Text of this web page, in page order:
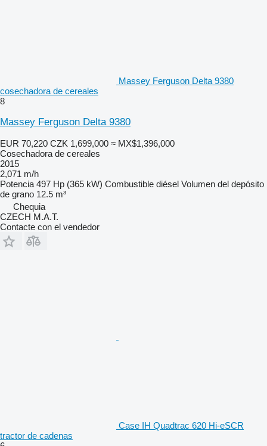
Massey Ferguson Delta 9380
cosechadora de cereales
8
Massey Ferguson Delta 9380
EUR 70,220 CZK 1,699,000 ≈ MX$1,396,000
Cosechadora de cereales
2015
2,071 m/h
Potencia 497 Hp (365 kW) Combustible diésel Volumen del depósito
de grano 12.5 m³
Chequia
CZECH M.A.T.
Contacte con el vendedor
Case IH Quadtrac 620 Hi-eSCR
tractor de cadenas